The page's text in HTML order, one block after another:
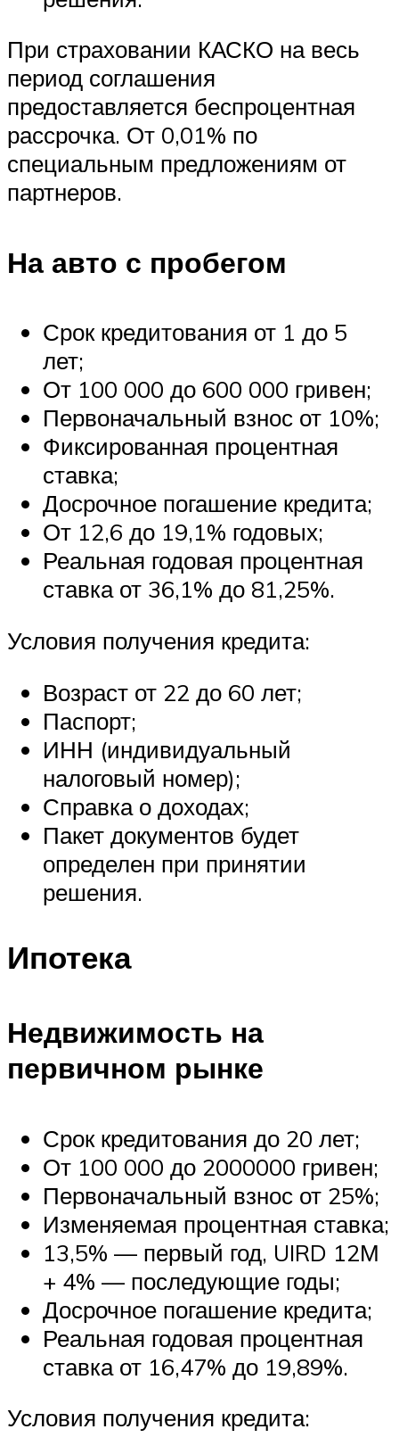
При страховании КАСКО на весь
период соглашения
предоставляется беспроцентная
рассрочка. От 0,01% по
специальным предложениям от
партнеров.
На авто с пробегом
Срок кредитования от 1 до 5
лет;
От 100 000 до 600 000 гривен;
Первоначальный взнос от 10%;
Фиксированная процентная
ставка;
Досрочное погашение кредита;
От 12,6 до 19,1% годовых;
Реальная годовая процентная
ставка от 36,1% до 81,25%.
Условия получения кредита:
Возраст от 22 до 60 лет;
Паспорт;
ИНН (индивидуальный
налоговый номер);
Справка о доходах;
Пакет документов будет
определен при принятии
решения.
Ипотека
Недвижимость на
первичном рынке
Срок кредитования до 20 лет;
От 100 000 до 2000000 гривен;
Первоначальный взнос от 25%;
Изменяемая процентная ставка;
13,5% — первый год, UIRD 12М
+ 4% — последующие годы;
Досрочное погашение кредита;
Реальная годовая процентная
ставка от 16,47% до 19,89%.
Условия получения кредита: